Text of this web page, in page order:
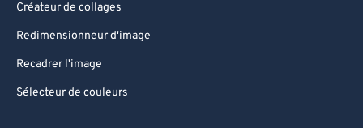
Créateur de collages
Redimensionneur d'image
Recadrer l'image
Sélecteur de couleurs